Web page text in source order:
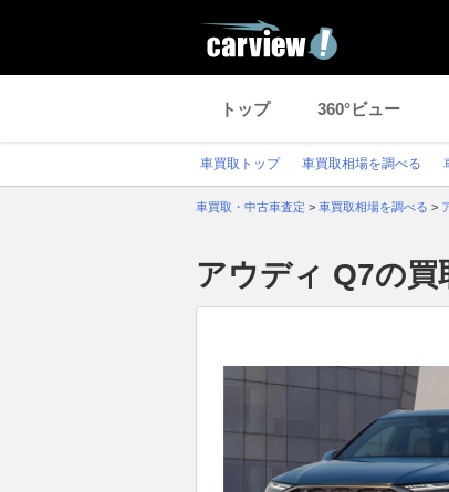
トップ 360°ビュー
車買取トップ 車買取相場を調べる
車買取・中古車査定 > 車買取相場を調べる >
アウディ Q7の買